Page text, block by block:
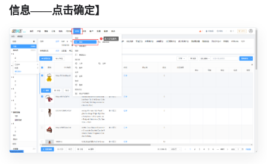
信息——点击确定】